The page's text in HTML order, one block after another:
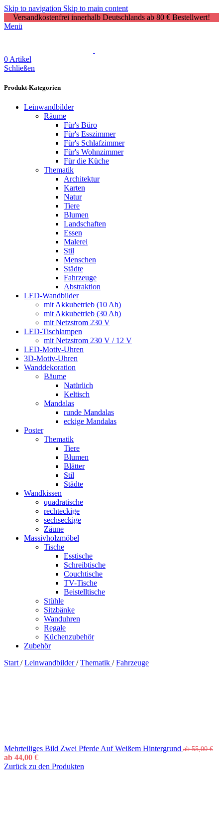
Skip to navigation Skip to main content
Versandkostenfrei innerhalb Deutschlands ab 80 € Bestellwert!
Menü
0 Artikel
Schließen
Produkt-Kategorien
Leinwandbilder
Räume
Für's Büro
Für's Esszimmer
Für's Schlafzimmer
Für's Wohnzimmer
Für die Küche
Thematik
Architektur
Karten
Natur
Tiere
Blumen
Landschaften
Essen
Malerei
Stil
Menschen
Städte
Fahrzeuge
Abstraktion
LED-Wandbilder
mit Akkubetrieb (10 Ah)
mit Akkubetrieb (30 Ah)
mit Netzstrom 230 V
LED-Tischlampen
mit Netzstrom 230 V / 12 V
LED-Motiv-Uhren
3D-Motiv-Uhren
Wanddekoration
Bäume
Natürlich
Keltisch
Mandalas
runde Mandalas
eckige Mandalas
Poster
Thematik
Tiere
Blumen
Blätter
Stil
Städte
Wandkissen
quadratische
rechteckige
sechseckige
Zäune
Massivholzmöbel
Tische
Esstische
Schreibtische
Couchtische
TV-Tische
Beistelltische
Stühle
Sitzbänke
Wanduhren
Regale
Küchenzubehör
Zubehör
Start / Leinwandbilder/ Thematik / Fahrzeuge
Mehrteiliges Bild Zwei Pferde Auf Weißem Hintergrund ab55,00€
ab 44,00 €
Zurück zu den Produkten